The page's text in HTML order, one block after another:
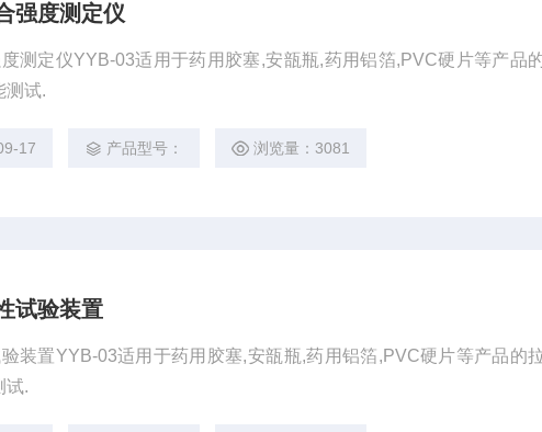
强度测定仪
测定仪YYB-03适用于药用胶塞,安瓿瓶,药用铝箔,PVC硬片等产品
测试.
17 产品型号： 浏览量：3081
试验装置
装置YYB-03适用于药用胶塞,安瓿瓶,药用铝箔,PVC硬片等产品的
试.